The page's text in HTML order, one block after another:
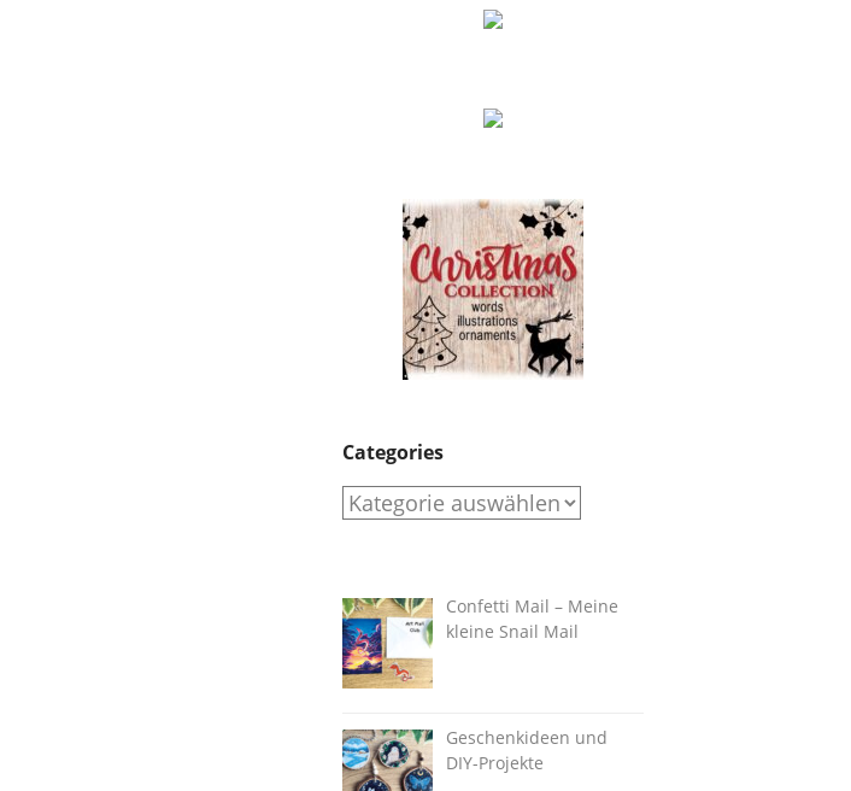
Categories
Categories
Confetti Mail – Meine
kleine Snail Mail
Geschenkideen und
DIY-Projekte